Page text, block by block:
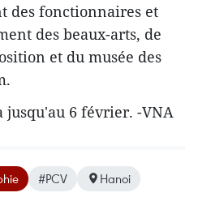
des fonctionnaires et
des beaux-arts, de
et du musée des
jusqu'au 6 février. -VNA
#PCV Hanoi